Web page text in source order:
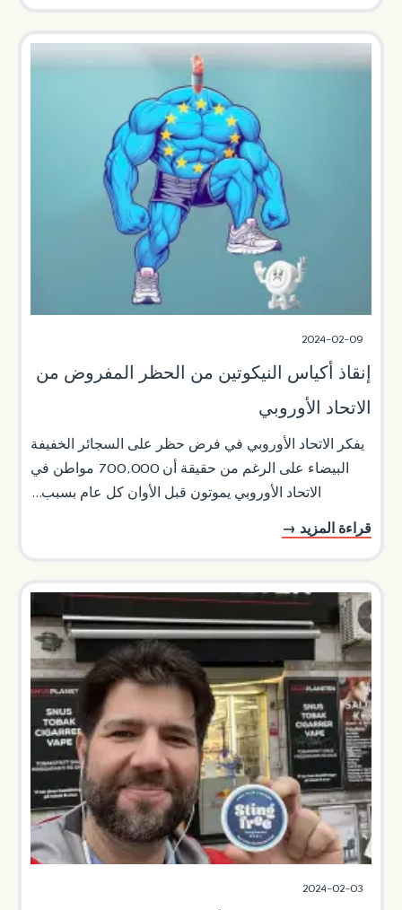
إنقاذ أكياس النيكوتين من الحظر المفروض من
الاتحاد الأوروبي
2024-02-09
يفكر الاتحاد الأوروبي في فرض حظر على السجائر الخفيفة
البيضاء على الرغم من حقيقة أن 700,000 مواطن في
الاتحاد الأوروبي يموتون قبل الأوان كل عام بسبب...
قراءة المزيد →
2024-02-03